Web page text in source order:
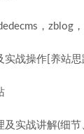
，zblog
实战操作[养站思
及实战讲解(细节